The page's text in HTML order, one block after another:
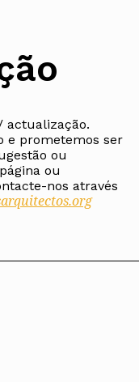
Glossário de
de
actualização.
e prometemos ser
ou
ou
nos através